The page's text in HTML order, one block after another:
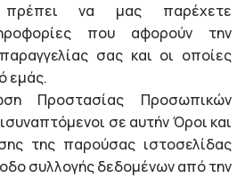
πρέπει να μας παρέχετε
που αφορούν την
σας και οι οποίες
εμάς.
Προστασίας Προσωπικών
σε αυτήν Όροι και
της παρούσας ιστοσελίδας
συλλογής δεδομένων από την